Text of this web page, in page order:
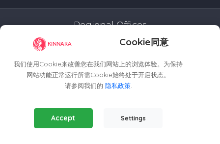
Cookie同意
我们使用Cookie来改善您在我们网站上的浏览体验。为保持
网站功能正常运行所需Cookie始终处于开启状态。
请参阅我们的 隐私政策.
Essential Cookies(Always Active)
Required for the website to function properly.
Accept Settings
Regional Offices
Kinnara Limited - Thailand
58, 9 Lagoon Rd, Choeng Thale
Thalang District, Phuket, 83110, Thailand
Kinnara Limited - Indonesia
Grand Sudirman Office Panin Tower 8th Floor